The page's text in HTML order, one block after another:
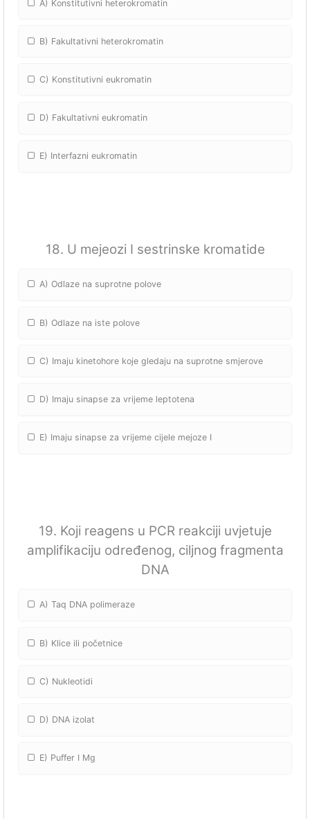
A) Konstitutivni heterokromatin
B) Fakultativni heterokromatin
C) Konstitutivni eukromatin
D) Fakultativni eukromatin
E) Interfazni eukromatin
18. U mejeozi I sestrinske kromatide
A) Odlaze na suprotne polove
B) Odlaze na iste polove
C) Imaju kinetohore koje gledaju na suprotne smjerove
D) Imaju sinapse za vrijeme leptotena
E) Imaju sinapse za vrijeme cijele mejoze I
19. Koji reagens u PCR reakciji uvjetuje
amplifikaciju određenog, ciljnog fragmenta
DNA
A) Taq DNA polimeraze
B) Klice ili početnice
C) Nukleotidi
D) DNA izolat
E) Puffer I Mg